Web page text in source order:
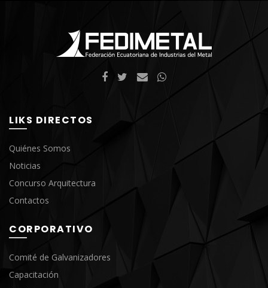
LIKS DIRECTOS
Quiénes Somos
Noticias
Concurso Arquitectura
Contactos
CORPORATIVO
Comité de Galvanizadores
Capacitación